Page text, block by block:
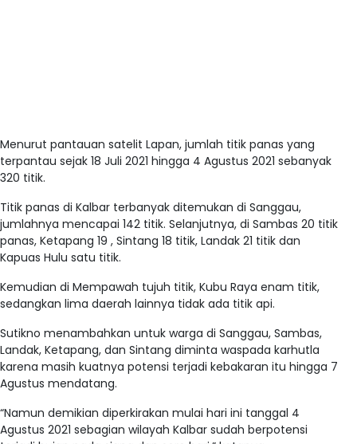
Menurut pantauan satelit Lapan, jumlah titik panas yang
terpantau sejak 18 Juli 2021 hingga 4 Agustus 2021 sebanyak
320 titik.
Titik panas di Kalbar terbanyak ditemukan di Sanggau,
jumlahnya mencapai 142 titik. Selanjutnya, di Sambas 20 titik
panas, Ketapang 19 , Sintang 18 titik, Landak 21 titik dan
Kapuas Hulu satu titik.
Kemudian di Mempawah tujuh titik, Kubu Raya enam titik,
sedangkan lima daerah lainnya tidak ada titik api.
Sutikno menambahkan untuk warga di Sanggau, Sambas,
Landak, Ketapang, dan Sintang diminta waspada karhutla
karena masih kuatnya potensi terjadi kebakaran itu hingga 7
Agustus mendatang.
“Namun demikian diperkirakan mulai hari ini tanggal 4
Agustus 2021 sebagian wilayah Kalbar sudah berpotensi